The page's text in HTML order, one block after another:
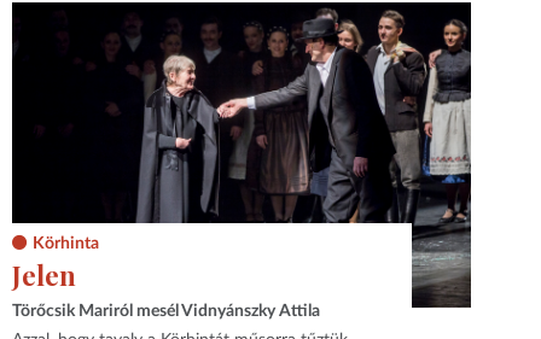
Körhinta
Jelen
Törőcsik Mariról mesél Vidnyánszky Attila